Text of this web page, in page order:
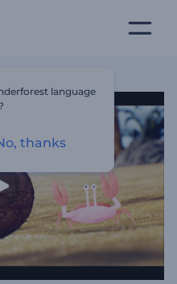
language
thanks